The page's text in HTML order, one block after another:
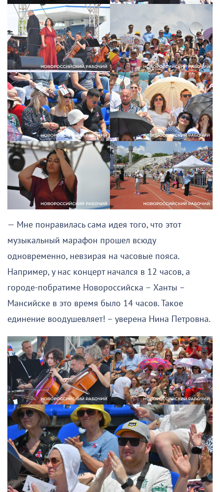
— Мне понравилась сама идея того, что этот
музыкальный марафон прошел всюду
одновременно, невзирая на часовые пояса.
Например, у нас концерт начался в 12 часов, а
городе-побратиме Новороссийска – Ханты –
Мансийске в это время было 14 часов. Такое
единение воодушевляет! – уверена Нина Петровна.